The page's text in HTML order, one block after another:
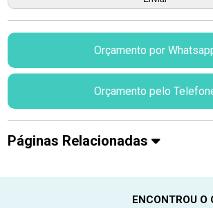
Orçamento por
Orçamento pelo
Páginas Relacionadas
ENCONTROU O